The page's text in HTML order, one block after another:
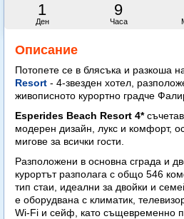
1
Ден
9
Часа
Описание
Потопете се в блясъка и разкоша
Resort - 4-звезден хотел,
живописното курортно градче
Esperides Beach Resort 4*
модерен дизайн, лукс и комфорт,
мигове за всички гости.
Разположени в основна сграда и
курортът разполага с общо 546
тип стаи, идеални за двойки и
е оборудвана с климатик,
Wi-Fi и сейф, като същевременно